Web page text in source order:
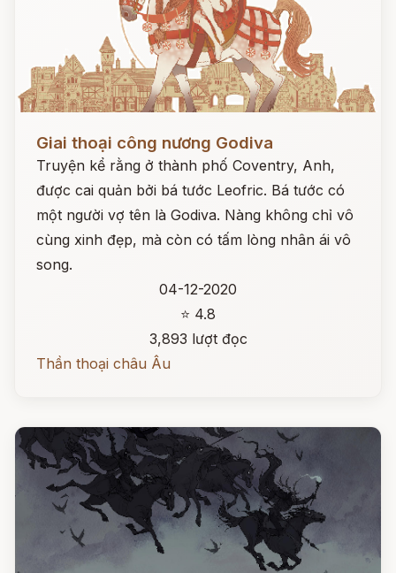
Giai thoại công nương Godiva
Truyện kể rằng ở thành phố Coventry, Anh,
được cai quản bởi bá tước Leofric. Bá tước có
một người vợ tên là Godiva. Nàng không chỉ vô
cùng xinh đẹp, mà còn có tấm lòng nhân ái vô
song.
04-12-2020
⭐ 4.8
3,893 lượt đọc
Thần thoại châu Âu